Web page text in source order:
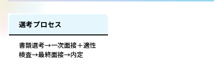
選考プロセス
書類選考→一次面接＋適性
検査→最終面接→内定